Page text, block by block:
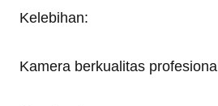
Kelebihan:
Kamera berkualitas profesional